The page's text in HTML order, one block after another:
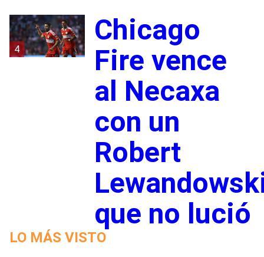
4
Chicago
Fire vence
al Necaxa
con un
Robert
que no lució
LO MÁS VISTO